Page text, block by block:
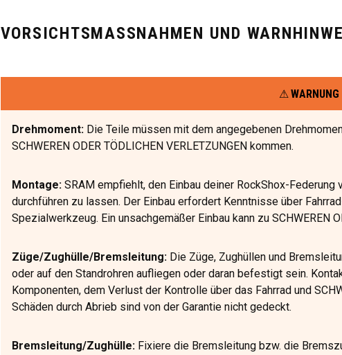
VORSICHTSMASSNAHMEN UND
WARNUNG
Drehmoment:Die Teile müssen mit dem angegebenen
SCHWEREN ODER TÖDLICHEN VERLETZUNGEN kommen.
Montage:SRAM empfiehlt, den Einbau deiner RockShox-Federung
durchführen zu lassen. Der Einbau erfordert Kenntnisse über
Spezialwerkzeug. Ein unsachgemäßer Einbau kann zu SCHWEREN
Züge/Zughülle/Bremsleitung:Die Züge, Zughüllen und
oder auf den Standrohren aufliegen oder daran befestigt sein.
Komponenten, dem Verlust der Kontrolle über das Fahrrad und
Schäden durch Abrieb sind von der Garantie nicht gedeckt.
Bremsleitung/Zughülle:Fixiere die Bremsleitung bzw. die